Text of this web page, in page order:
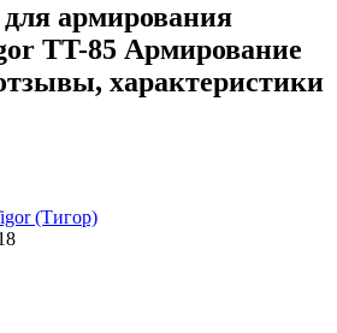
армирования
TT-85 Армирование
характеристики
(Тигор)